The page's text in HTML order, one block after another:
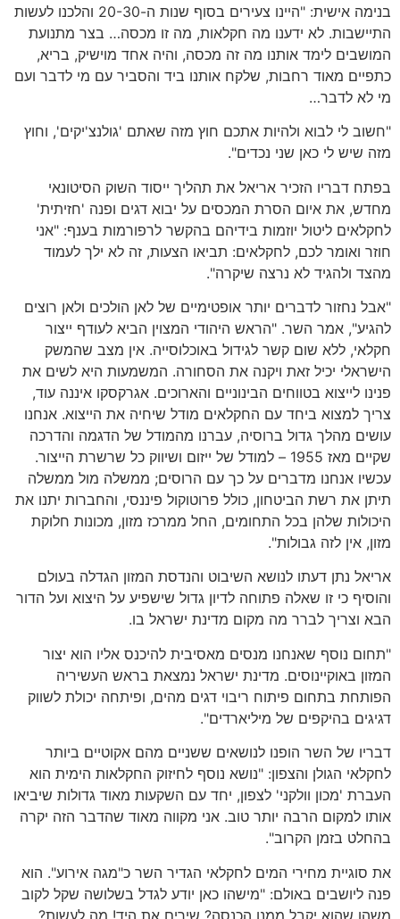
בנימה אישית: "היינו צעירים בסוף שנות ה-20-30
והלכנו לעשות
התיישבות. לא ידענו מה חקלאות, מה זו מכסה… בצר מתנועת
המושבים לימד אותנו מה זה מכסה, והיה אחד מוישיק, בריא,
כתפיים מאוד רחבות, שלקח אותנו ביד והסביר עם מי לדבר ועם
מי לא לדבר…
"חשוב לי לבוא ולהיות אתכם חוץ מזה שאתם 'גולנצ'יקים', וחוץ
מזה שיש לי כאן שני נכדים".
בפתח דבריו הזכיר אריאל את תהליך ייסוד השוק הסיטונאי
מחדש, את איום הסרת המכסים על יבוא דגים ופנה 'חזיתית'
לחקלאים ליטול יוזמות בידיהם בהקשר לרפורמות בענף: "אני
חוזר ואומר לכם, לחקלאים: תביאו הצעות, זה לא ילך לעמוד
מהצד ולהגיד לא נרצה שיקרה".
"אבל נחזור לדברים יותר אופטימיים של לאן הולכים ולאן רוצים
להגיע", אמר השר. "הראש היהודי המצוין הביא לעודף ייצור
חקלאי, ללא שום קשר לגידול באוכלוסייה. אין מצב שהמשק
הישראלי יכיל זאת ויקנה את הסחורה. המשמעות היא לשים את
פנינו לייצוא בטווחים הבינוניים והארוכים. אגרקסקו איננה עוד,
צריך למצוא ביחד עם החקלאים מודל שיחיה את הייצוא. אנחנו
עושים מהלך גדול ברוסיה, עברנו מהמודל של הדגמה והדרכה
שקיים מאז
למודל של ייזום ושיווק כל שרשרת הייצור.
עכשיו אנחנו מדברים על כך עם הרוסים; ממשלה מול ממשלה
תיתן את רשת הביטחון, כולל פרוטוקול פיננסי, והחברות יתנו את
היכולות שלהן בכל התחומים, החל ממרכז מזון, מכונות חלוקת
מזון, אין לזה גבולות".
אריאל נתן דעתו לנושא השיבוט והנדסת המזון הגדלה בעולם
והוסיף כי זו שאלה פתוחה לדיון גדול שישפיע על היצוא ועל הדור
הבא וצריך לברר מה מקום מדינת ישראל בו.
"תחום נוסף שאנחנו מנסים מאסיבית להיכנס אליו הוא יצור
המזון באוקיינוסים. מדינת ישראל נמצאת בראש העשיריה
הפותחת בתחום פיתוח ריבוי דגים מהים, ופיתחה יכולת לשווק
דגיגים בהיקפים של מיליארדים".
דבריו של השר הופנו לנושאים ששניים מהם אקוטיים ביותר
לחקלאי הגולן והצפון: "נושא נוסף לחיזוק החקלאות הימית הוא
העברת 'מכון וולקני' לצפון, יחד עם השקעות מאוד גדולות שיביאו
אותו למקום הרבה יותר טוב. אני מקווה מאוד שהדבר הזה יקרה
בהחלט בזמן הקרוב".
את סוגיית מחירי המים לחקלאי הגדיר השר כ"מגה אירוע". הוא
פנה ליושבים באולם: "מישהו כאן יודע לגדל בשלושה שקל לקוב
משהו שהוא יקבל ממנו הכנסה? שירים את היד! מה לעשות?